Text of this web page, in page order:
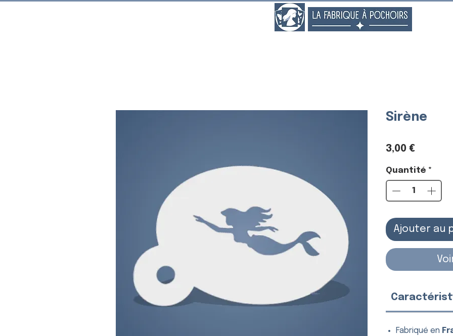
Sirène
3,00 €Prix
Quantité *
Ajouter au
Fabriqué en